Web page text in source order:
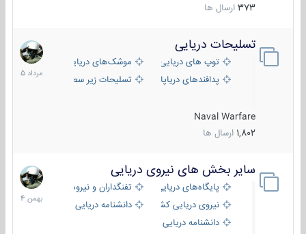
373 ارسال ها
تسلیحات دریایی
توپ های دریایی
موشک‌های دریایی
پدافندهای دریاپایه
تسلیحات زیر سطحی
Naval Warfare
1,802 ارسال ها
2
مرداد
1405
سایر بخش های نیروی دریایی
پایگاه‌های دریایی
تفنگداران و نیروهای ویژه‌ی دریایی
نیروی دریایی کشورهای مختلفدانشنامه دریایی
دانشنامه دریایی کپی
22
بهمن
1404